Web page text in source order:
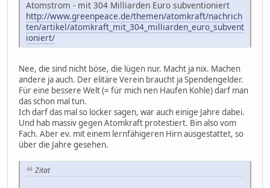
Atomstrom - mit 304 Milliarden Euro subventioniert
http://www.greenpeace.de/themen/atomkraft/nachrich
ten/artikel/atomkraft_mit_304_milliarden_euro_subvent
ioniert/
Nee, die sind nicht böse, die lügen nur. Macht ja nix. Machen
andere ja auch. Der elitäre Verein braucht ja Spendengelder.
Für eine bessere Welt (= für mich nen Haufen Kohle) darf man
das schon mal tun.
Ich darf das mal so locker sagen, war auch einige Jahre dabei.
Und hab massiv gegen Atomkraft protestiert. Bin also vom
Fach. Aber ev. mit einem lernfähigeren Hirn ausgestattet, so
über die Jahre gesehen.
Zitat